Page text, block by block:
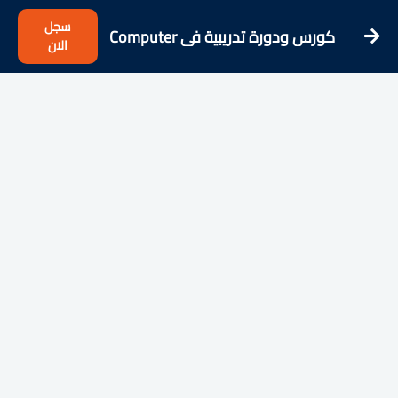
كورس ودورة تدريبية فى Computer
Science and Software Engineering
Theory with Briana
سجل
الان